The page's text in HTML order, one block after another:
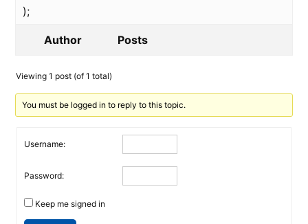
);
Author Posts
Viewing 1 post (of 1 total)
You must be logged in to reply to this topic.
Username:
Password:
Keep me signed in